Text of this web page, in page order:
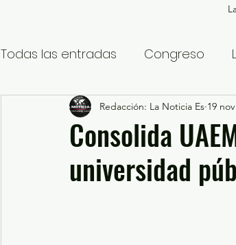
Todas las entradas Congreso
Nacional Estatal
Educación y Cultura
Consolida
universidad
Redacción: La Noticia Es 19